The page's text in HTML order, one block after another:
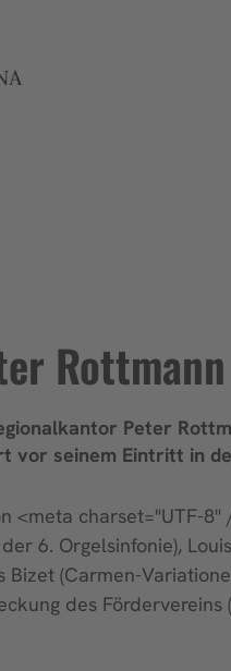
Rottmann
Peter
vor seinem Eintritt in
<meta charset="UTF-
6. Orgelsinfonie),
(Carmen-
des Fördervereins